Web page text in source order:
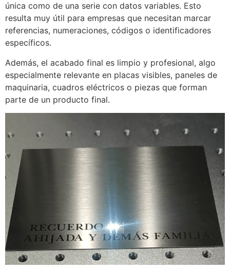
única como de una serie con datos variables. Esto
resulta muy útil para empresas que necesitan marcar
referencias, numeraciones, códigos o identificadores
específicos.
Además, el acabado final es limpio y profesional, algo
especialmente relevante en placas visibles, paneles de
maquinaria, cuadros eléctricos o piezas que forman
parte de un producto final.